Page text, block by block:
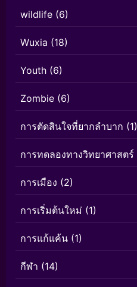
wildlife (6)
Wuxia (18)
Youth (6)
Zombie (6)
การตัดสินใจที่ยากลำบาก (1)
การทดลองทางวิทยาศาสตร์
การเมือง (2)
การเริ่มต้นใหม่ (1)
การแก้แค้น (1)
กีฬา (14)